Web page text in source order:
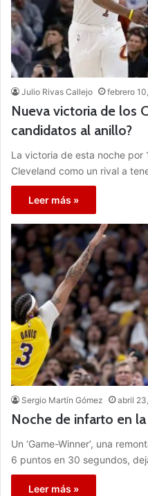
Julio Rivas Callejo febrero
Nueva victoria de los
candidatos al anillo?
La victoria de esta noche por
Cleveland como un rival a
Leer más »
Sergio Martín Gómez abril
Noche de infarto en
Un ‘Game-Winner’, una
6 puntos en 30 segundos,
Leer más »